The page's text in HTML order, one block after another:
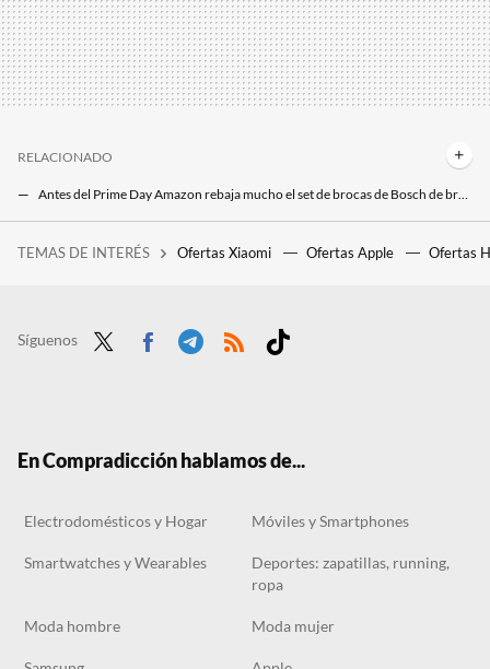
RELACIONADO
Antes del Prime Day Amazon rebaja mucho el set de brocas de Bosch de brocas y puntas de atornillar que todo manitas precisa
TEMAS DE INTERÉS Ofertas Xiaomi Ofertas Apple Ofertas
Síguenos
En Compradicción hablamos de...
Electrodomésticos y Hogar Móviles y Smartphones
Smartwatches y Wearables
Deportes: zapatillas, running,
ropa
Moda hombre Moda mujer